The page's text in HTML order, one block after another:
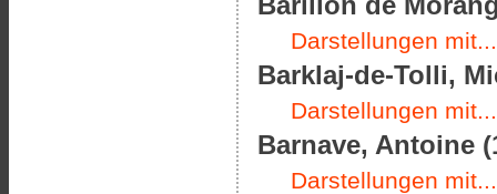
Darstellungen mit...
Barklaj-de-Tolli,
Darstellungen mit...
Barnave, Antoine
Darstellungen mit...